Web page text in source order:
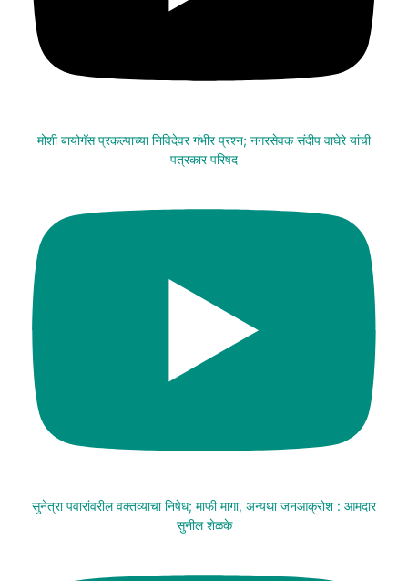
मोशी बायोगॅस प्रकल्पाच्या निविदेवर गंभीर प्रश्न; नगरसेवक संदीप वाघेरे यांची
पत्रकार परिषद
सुनेत्रा पवारांवरील वक्तव्याचा निषेध; माफी मागा, अन्यथा जनआक्रोश : आमदार
सुनील शेळके